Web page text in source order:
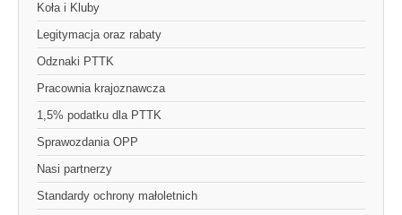
Koła i Kluby
Legitymacja oraz rabaty
Odznaki PTTK
Pracownia krajoznawcza
1,5% podatku dla PTTK
Sprawozdania OPP
Nasi partnerzy
Standardy ochrony małoletnich